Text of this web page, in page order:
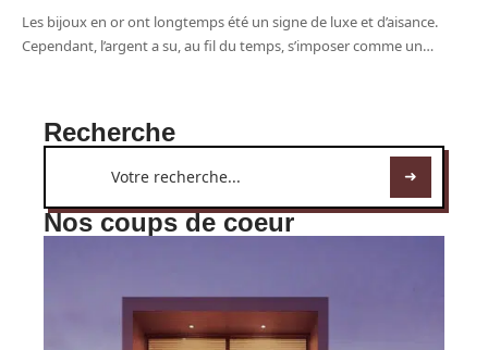
Les bijoux en or ont longtemps été un signe de luxe et d’aisance.
Cependant, l’argent a su, au fil du temps, s’imposer comme un…
Recherche
Nos coups de coeur